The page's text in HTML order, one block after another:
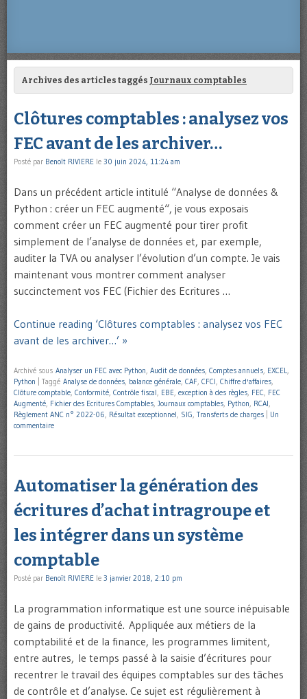
Archives des articles taggés Journaux comptables
Clôtures comptables : analysez vos
FEC avant de les archiver…
Posté par Benoît RIVIERE le 30 juin 2024, 11:24 am
Dans un précédent article intitulé “Analyse de données &
Python : créer un FEC augmenté“, je vous exposais
comment créer un FEC augmenté pour tirer profit
simplement de l’analyse de données et, par exemple,
auditer la TVA ou analyser l’évolution d’un compte. Je vais
maintenant vous montrer comment analyser
succinctement vos FEC (Fichier des Ecritures …
Continue reading ‘Clôtures comptables : analysez vos FEC
avant de les archiver…’ »
Archivé sous Analyser un FEC avec Python, Audit de données, Comptes annuels, EXCEL,
Python
Taggé Analyse de données, balance générale, CAF, CFCI, Chiffre d'affaires,
Clôture comptable, Conformité, Contrôle fiscal, EBE, exception à des règles, FEC, FEC
Augmenté, Fichier des Ecritures Comptables, Journaux comptables, Python, RCAI,
Règlement ANC n° 2022-06, Résultat exceptionnel, SIG, Transferts de charges
Un
commentaire
Automatiser la génération des
écritures d’achat intragroupe et
les intégrer dans un système
comptable
Posté par Benoît RIVIERE le 3 janvier 2018, 2:10 pm
La programmation informatique est une source inépuisable
de gains de productivité. Appliquée aux métiers de la
comptabilité et de la finance, les programmes limitent,
entre autres, le temps passé à la saisie d’écritures pour
recentrer le travail des équipes comptables sur des tâches
de contrôle et d’analyse. Ce sujet est régulièrement à